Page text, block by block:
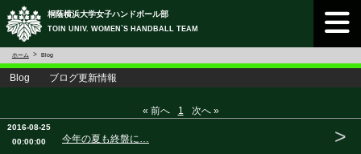
桐蔭横浜大学女子ハンドボール部
TOIN UNIV. WOMEN`S HANDBALL TEAM
ホーム Blog
Blog ブログ更新情報
« 前へ 1 次へ »
2016-08-25
00:00:00
今年の夏も終盤に… >